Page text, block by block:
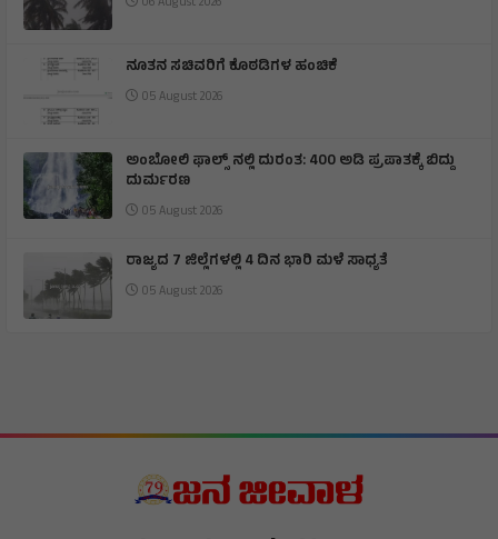
ನೂತನ ಸಚಿವರಿಗೆ ಕೊಠಡಿಗಳ ಹಂಚಿಕೆ
05 August 2026
ಅಂಬೋಲಿ ಫಾಲ್ಸ್ ನಲ್ಲಿ ದುರಂತ: 400 ಅಡಿ ಪ್ರಪಾತಕ್ಕೆ ಬಿದ್ದು
ದುರ್ಮರಣ
05 August 2026
ರಾಜ್ಯದ 7 ಜಿಲ್ಲೆಗಳಲ್ಲಿ 4 ದಿನ ಭಾರಿ ಮಳೆ ಸಾಧ್ಯತೆ
05 August 2026